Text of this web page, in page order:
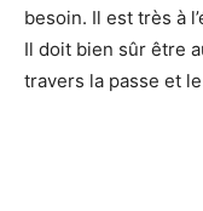
besoin. Il est très à
Il doit bien sûr être
travers la passe et